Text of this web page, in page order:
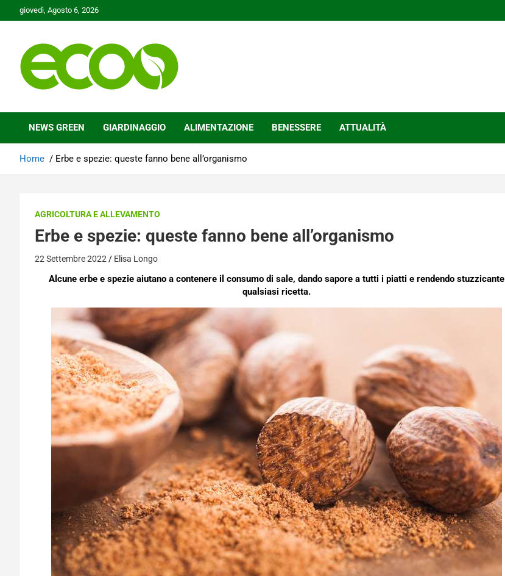
to
giovedì, Agosto 6, 2026
Ecoo.it
NEWS GREEN GIARDINAGGIO ALIMENTAZIONE BENESSERE ATTUALITÀ
Home Erbe e spezie: queste fanno bene all’organismo
AGRICOLTURA E ALLEVAMENTO
Erbe e spezie: queste fanno bene all’organismo
22 Settembre 2022 Elisa Longo
Alcune erbe e spezie aiutano a contenere il consumo di sale, dando sapore a tutti i piatti e rendendo stuzzicante
qualsiasi ricetta.